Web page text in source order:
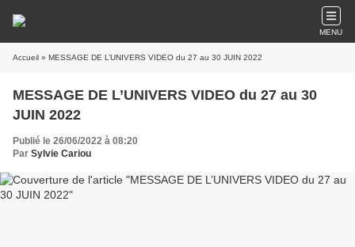
MENU
Accueil » MESSAGE DE L’UNIVERS VIDEO du 27 au 30 JUIN 2022
MESSAGE DE L’UNIVERS VIDEO du 27 au 30
JUIN 2022
Publié le 26/06/2022 à 08:20
Par Sylvie Cariou